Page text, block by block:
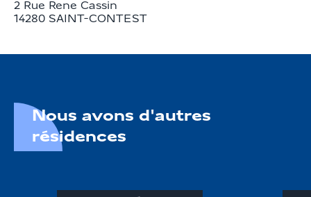
2 Rue Rene Cassin
14280 SAINT-CONTEST
Nous avons d'autres
résidences